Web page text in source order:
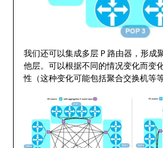
我们还可以集成多层 P 路由器，形成
他层。可以根据不同的情况变化而变
性（这种变化可能包括聚合交换机等等